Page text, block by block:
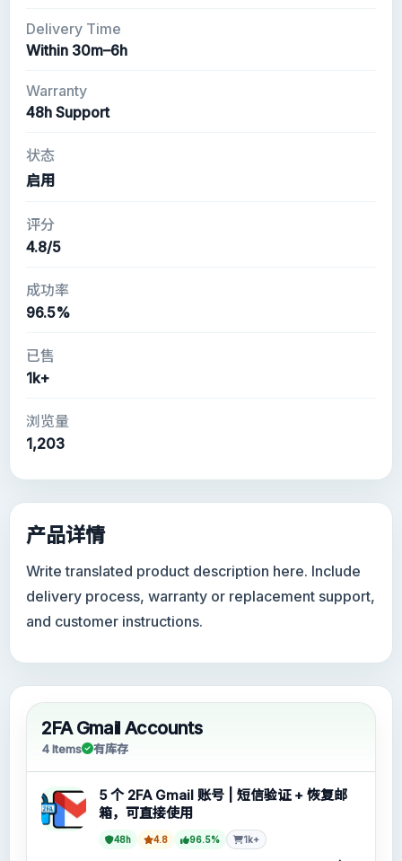
Delivery Time
Within 30m–6h
Warranty
48h Support
状态
启用
评分
4.8/5
成功率
96.5%
已售
1k+
浏览量
1,203
产品详情
Write translated product description here. Include
delivery process, warranty or replacement support,
and customer instructions.
2FA Gmail Accounts
4 Items 有库存
5 个 2FA Gmail 账号 | 短信验证 + 恢复邮
箱，可直接使用
48h 4.8 96.5% 1k+